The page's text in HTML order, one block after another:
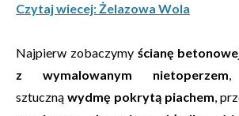
Czytaj wiecej: Żelazowa Wola
Najpierw zobaczymy ścianę
z wymalowanym nietoperzem,
sztuczną wydmę pokrytą piachem,